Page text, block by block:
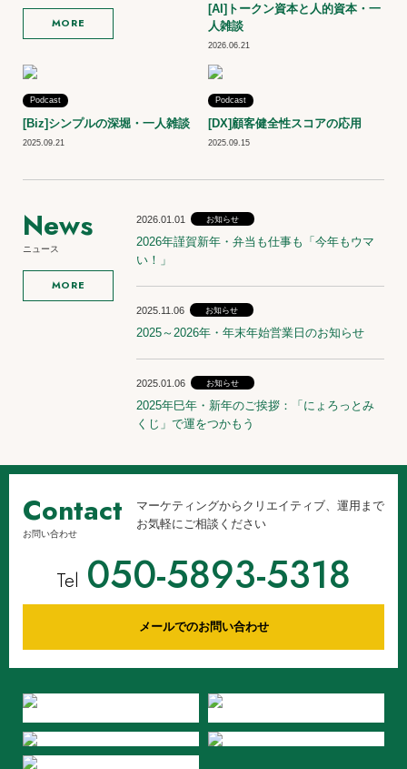
MORE
[AI]トークン資本と人的資本・一
人雑談
2026.06.21
Podcast
[Biz]シンプルの深堀・一人雑談
2025.09.21
Podcast
[DX]顧客健全性スコアの応用
2025.09.15
News
ニュース
MORE
2026.01.01 お知らせ
2026年謹賀新年・弁当も仕事も「今年もウマ
い！」
2025.11.06 お知らせ
2025～2026年・年末年始営業日のお知らせ
2025.01.06 お知らせ
2025年巳年・新年のご挨拶：「にょろっとみ
くじ」で運をつかもう
Contact
お問い合わせ
マーケティングからクリエイティブ、運用まで
お気軽にご相談ください
Tel 050-5893-5318
メールでのお問い合わせ